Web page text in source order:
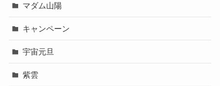
マダム山陽
キャンペーン
宇宙元旦
紫雲